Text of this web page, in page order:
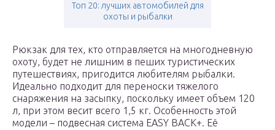
Топ 20: лучших автомобилей для
охоты и рыбалки
Рюкзак для тех, кто отправляется на многодневную
охоту, будет не лишним в пеших туристических
путешествиях, пригодится любителям рыбалки.
Идеально подходит для переноски тяжелого
снаряжения на засыпку, поскольку имеет объем 120
л, при этом весит всего 1,5 кг. Особенность этой
модели – подвесная система EASY BACK+. Её